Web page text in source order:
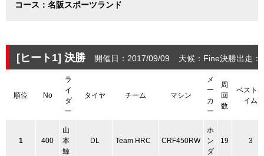
コース：名阪スポーツランド
[ヒート1] 決勝 開催日：2017/09/09 天候：Fine決勝出走：
順位 No
ラ
イ
ダ
ー
タイヤ チーム マシン
メ
ー
カ
ー
周
回
数
ベストタ
イム
1 400
山
本
鯨
DL Team HRC CRF450RW
ホ
ン
ダ
19 3